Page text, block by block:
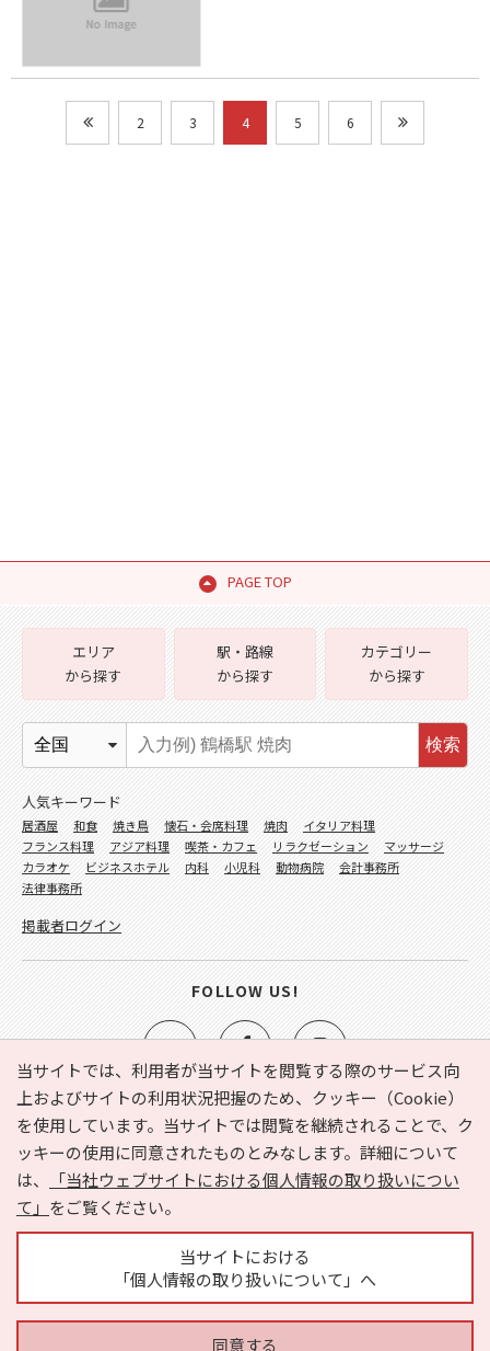
2 3 4 5 6
PAGE TOP
当サイトでは、利用者が当サイトを閲覧する際のサービス向
上およびサイトの利用状況把握のため、クッキー（Cookie）
を使用しています。当サイトでは閲覧を継続されることで、ク
ッキーの使用に同意されたものとみなします。詳細について
は、
「当社ウェブサイトにおける個人情報の取り扱いについ
て」 をご覧ください。
当サイトにおける
「個人情報の取り扱いについて」へ
同意する
e-NAVITA（イーナビタ）とは？ お気に入り
ヘルプ
利用規約
個人情報の取り扱いについて
運営会社
サイトマップ
広告掲載に関するお問い合わせ
エリア
から探す
駅・路線
から探す
カテゴリー
から探す
検索
人気キーワード
居酒屋 和食 焼き鳥 懐石・会席料理 焼肉
イタリア料理
フランス料理
アジア料理 喫茶・カフェ リラクゼーション
マッサージ
カラオケ
ビジネスホテル 内科 小児科 動物病院
会計事務所
法律事務所
掲載者ログイン
FOLLOW US!